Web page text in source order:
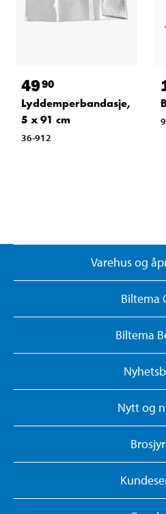
4990
Lyddemperbandasje,
5 x 91 cm
36-912
Varehus og
Biltema
Biltema
Nytt og